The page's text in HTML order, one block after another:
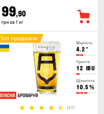
99,90
грн за 1 кг
Міцність
4.2 °
Гіркота
12 IBU
Щільність
10.5 %
(45)
Топ продажів